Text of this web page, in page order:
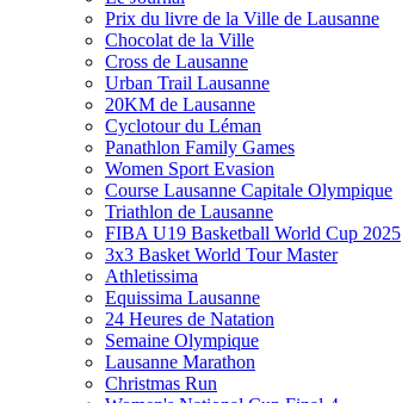
Prix du livre de la Ville de Lausanne
Chocolat de la Ville
Cross de Lausanne
Urban Trail Lausanne
20KM de Lausanne
Cyclotour du Léman
Panathlon Family Games
Women Sport Evasion
Course Lausanne Capitale Olympique
Triathlon de Lausanne
FIBA U19 Basketball World Cup 2025
3x3 Basket World Tour Master
Athletissima
Equissima Lausanne
24 Heures de Natation
Semaine Olympique
Lausanne Marathon
Christmas Run